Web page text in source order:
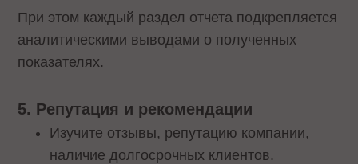
При этом каждый раздел отчета подкрепляется
аналитическими выводами о полученных
показателях.
5. Репутация и рекомендации
Изучите отзывы, репутацию компании,
наличие долгосрочных клиентов.